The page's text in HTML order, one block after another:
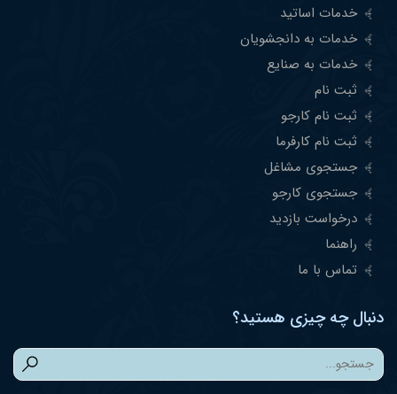
خدمات اساتید
خدمات به دانجشویان
خدمات به صنایع
ثبت نام
ثبت نام کارجو
ثبت نام کارفرما
جستجوی مشاغل
جستجوی کارجو
درخواست بازدید
راهنما
تماس با ما
دنبال چه چیزی هستید؟